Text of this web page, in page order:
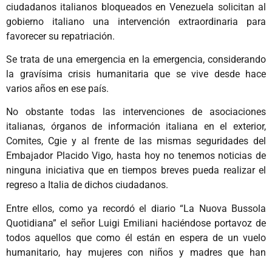
ciudadanos italianos bloqueados en Venezuela solicitan al
gobierno italiano una intervención extraordinaria para
favorecer su repatriación.
Se trata de una emergencia en la emergencia, considerando
la gravísima crisis humanitaria que se vive desde hace
varios años en ese país.
No obstante todas las intervenciones de asociaciones
italianas, órganos de información italiana en el exterior,
Comites, Cgie y al frente de las mismas seguridades del
Embajador Placido Vigo, hasta hoy no tenemos noticias de
ninguna iniciativa que en tiempos breves pueda realizar el
regreso a Italia de dichos ciudadanos.
Entre ellos, como ya recordó el diario “La Nuova Bussola
Quotidiana” el señor Luigi Emiliani haciéndose portavoz de
todos aquellos que como él están en espera de un vuelo
humanitario, hay mujeres con niños y madres que han